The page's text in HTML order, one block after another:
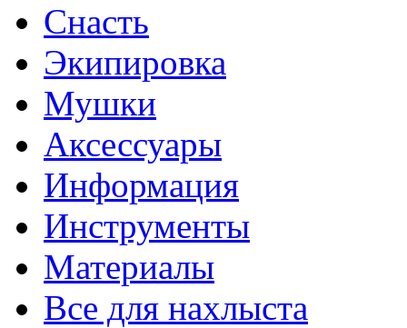
Снасть
Экипировка
Мушки
Аксессуары
Информация
Инструменты
Материалы
Все для нахлыста